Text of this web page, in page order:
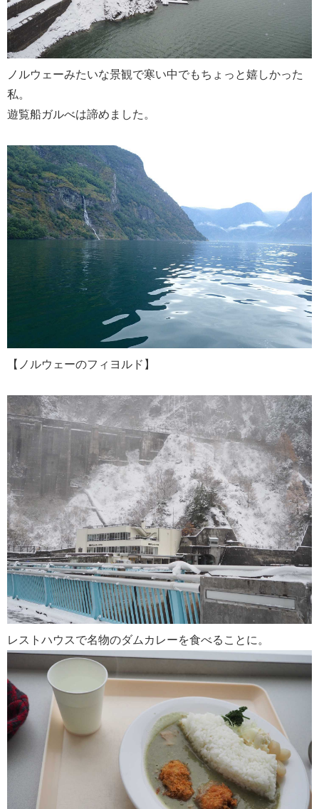
ノルウェーみたいな景観で寒い中でもちょっと嬉しかった
私。
遊覧船ガルべは諦めました。
【ノルウェーのフィヨルド】
レストハウスで名物のダムカレーを食べることに。